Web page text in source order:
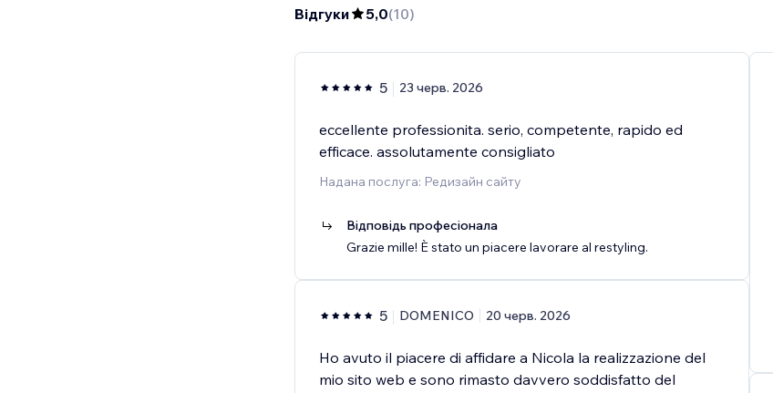
Відгуки 5,0(10)
5 23 черв. 2026
eccellente professionita. serio, competente, rapido ed
efficace. assolutamente consigliato
Надана послуга: Редизайн сайту
Відповідь професіонала
Grazie mille! È stato un piacere lavorare al restyling.
5 DOMENICO 20 черв. 2026
Ho avuto il piacere di affidare a Nicola la realizzazione del
mio sito web e sono rimasto davvero soddisfatto del